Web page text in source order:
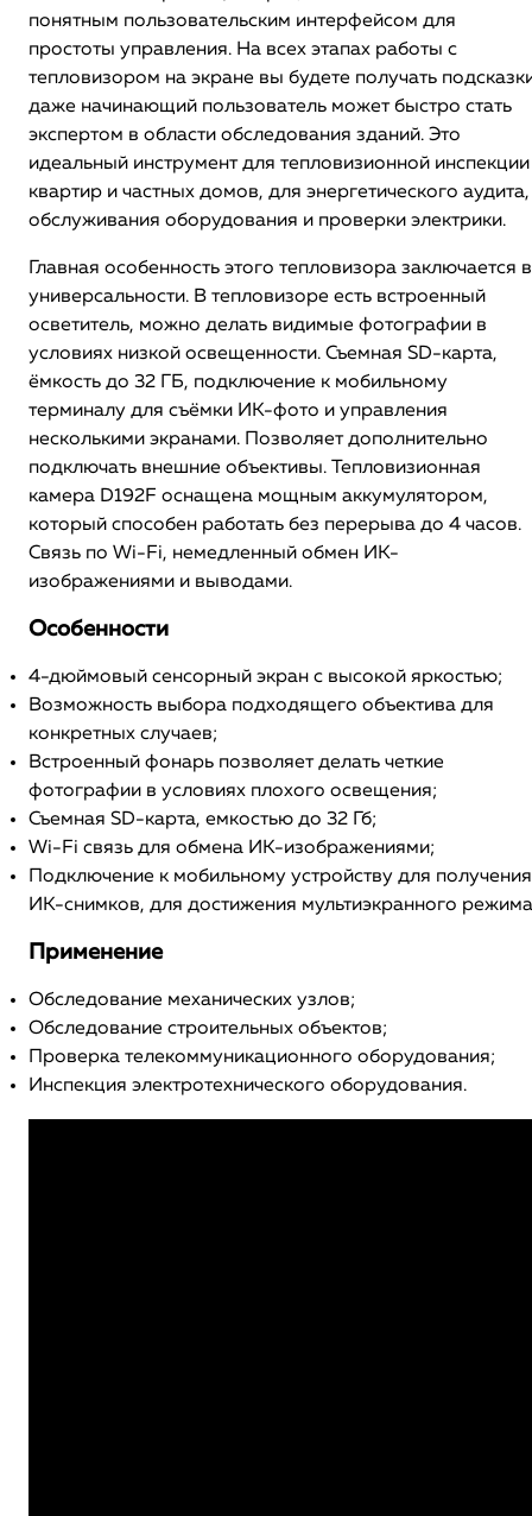
понятным пользовательским интерфейсом для
простоты управления. На всех этапах работы с
тепловизором на экране вы будете получать
даже начинающий пользователь может быстро стать
экспертом в области обследования зданий. Это
идеальный инструмент для тепловизионной инспекции
квартир и частных домов, для энергетического аудита,
обслуживания оборудования и проверки электрики.
Главная особенность этого тепловизора заключается в
универсальности. В тепловизоре есть встроенный
осветитель, можно делать видимые фотографии в
условиях низкой освещенности. Съемная SD-карта,
ёмкость до 32 ГБ, подключение к мобильному
терминалу для съёмки ИК-фото и управления
несколькими экранами. Позволяет дополнительно
подключать внешние объективы. Тепловизионная
камера D192F оснащена мощным аккумулятором,
который способен работать без перерыва до 4 часов.
Связь по Wi-Fi, немедленный обмен ИК-
изображениями и выводами.
Особенности
4-дюймовый сенсорный экран с высокой яркостью;
Возможность выбора подходящего объектива для
конкретных случаев;
Встроенный фонарь позволяет делать четкие
фотографии в условиях плохого освещения;
Съемная SD-карта, емкостью до 32 Гб;
Wi-Fi связь для обмена ИК-изображениями;
Подключение к мобильному устройству для получения
ИК-снимков, для достижения мультиэкранного
Применение
Обследование механических узлов;
Обследование строительных объектов;
Проверка телекоммуникационного оборудования;
Инспекция электротехнического оборудования.